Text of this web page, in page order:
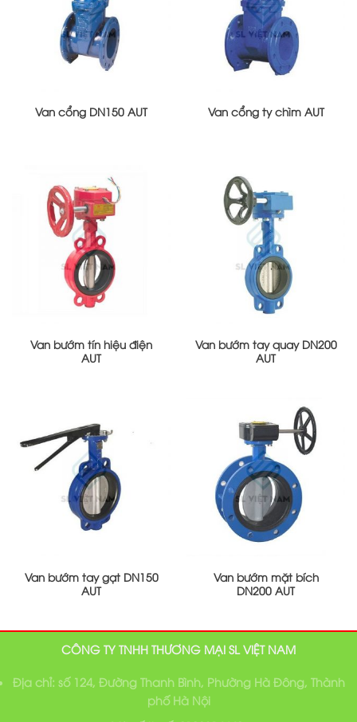
Van cổng DN150 AUT Van cổng ty chìm AUT
Van bướm tín hiệu điện
AUT
Van bướm tay quay DN200
AUT
Van bướm tay gạt DN150
AUT
Van bướm mặt bích
DN200 AUT
CÔNG TY TNHH THƯƠNG MẠI SL VIỆT NAM
Địa chỉ: số 124, Đường Thanh Bình, Phường Hà Đông, Thành
phố Hà Nội